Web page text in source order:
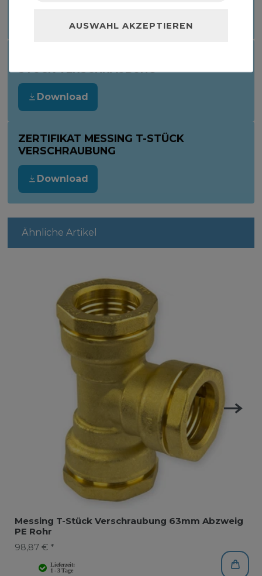
Download
ZERTIFIKAT MESSING T-STÜCK
VERSCHRAUBUNG
Download
Ähnliche Artikel
Messing T-Stück Verschraubung 63mm Abzweig
PE Rohr
98,87 € *
AUSWAHL AKZEPTIEREN